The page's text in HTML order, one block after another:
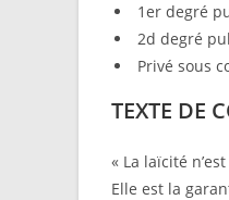
1er degré
2d degré
Privé sous
TEXTE DE
« La laïcité
Elle est la